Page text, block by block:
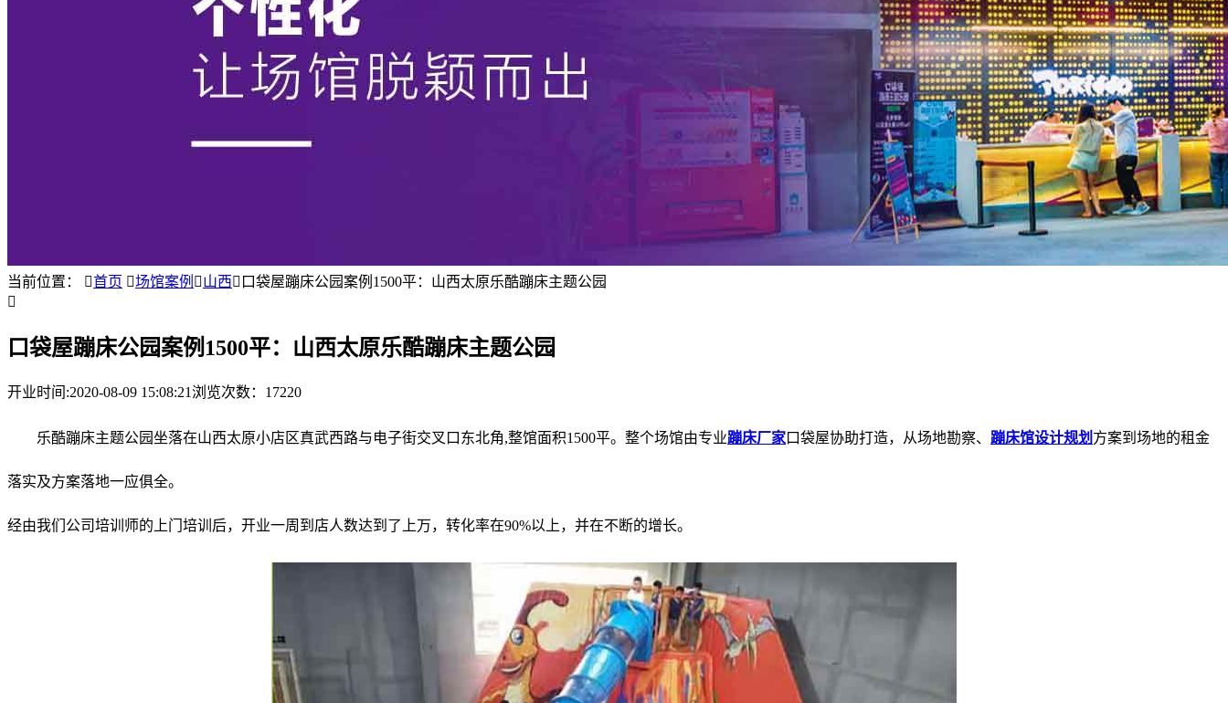
当前位置： 首页 场馆案例 山西 口袋屋蹦床公园案例1500平：山西太原乐酷蹦床主题公园

口袋屋蹦床公园案例1500平：山西太原乐酷蹦床主题公园
开业时间:2020-08-09 15:08:21 浏览次数：17220
乐酷蹦床主题公园坐落在山西太原小店区真武西路与电子街交叉口东北角,整馆面积1500平。整个场馆由专业蹦床厂家口袋屋协助打造，从场地勘察、 蹦床馆设计规划 方案到场地的租金
落实及方案落地一应俱全。
经由我们公司培训师的上门培训后，开业一周到店人数达到了上万，转化率在90%以上，并在不断的增长。